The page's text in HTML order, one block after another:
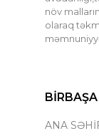
növ
olaraq
ANA